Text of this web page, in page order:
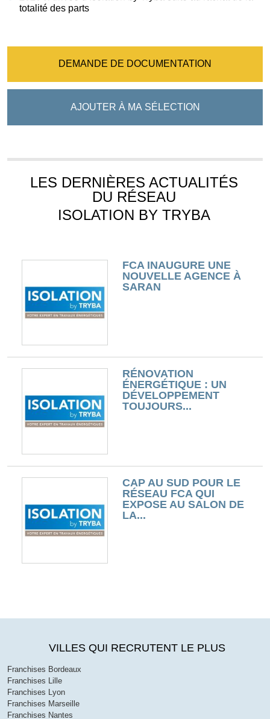
totalité des parts
DEMANDE DE DOCUMENTATION
AJOUTER À MA SÉLECTION
LES DERNIÈRES ACTUALITÉS
DU RÉSEAU
ISOLATION BY TRYBA
FCA INAUGURE UNE
NOUVELLE AGENCE À
SARAN
RÉNOVATION
ÉNERGÉTIQUE : UN
DÉVELOPPEMENT
TOUJOURS...
CAP AU SUD POUR LE
RÉSEAU FCA QUI
EXPOSE AU SALON DE
LA...
VILLES QUI RECRUTENT LE PLUS
Franchises Bordeaux
Franchises Lille
Franchises Lyon
Franchises Marseille
Franchises Nantes